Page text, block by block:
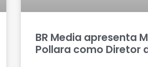
BR Media apresenta
Pollara como Diretor